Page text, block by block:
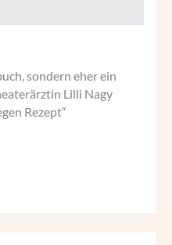
sondern eher ein
Lilli Nagy
Rezept“